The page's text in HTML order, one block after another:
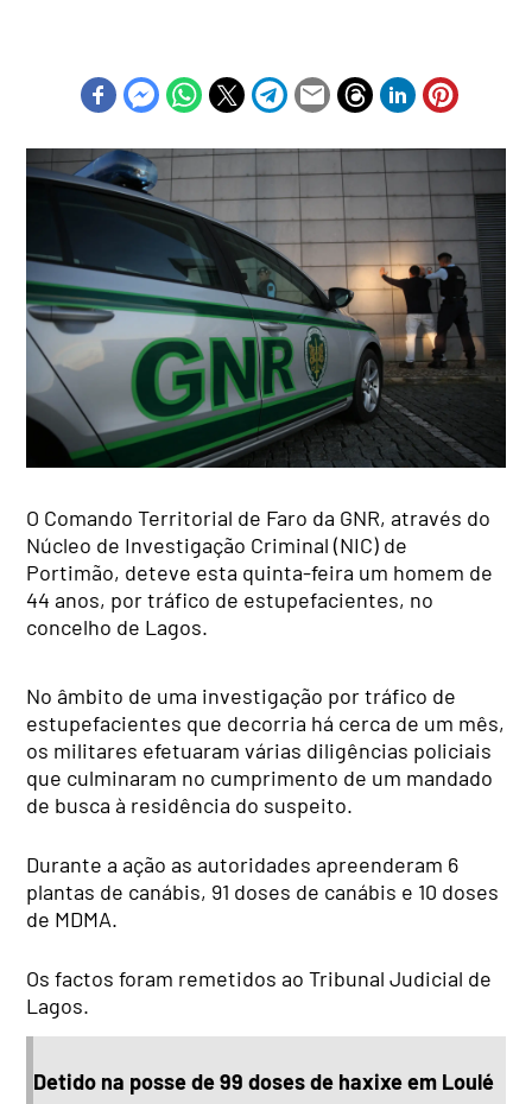
O Comando Territorial de Faro da GNR, através do
Núcleo de Investigação Criminal (NIC) de
Portimão, deteve esta quinta-feira um homem de
44 anos, por tráfico de estupefacientes, no
concelho de Lagos.
No âmbito de uma investigação por tráfico de
estupefacientes que decorria há cerca de um mês,
os militares efetuaram várias diligências policiais
que culminaram no cumprimento de um mandado
de busca à residência do suspeito.
Durante a ação as autoridades apreenderam 6
plantas de canábis, 91 doses de canábis e 10 doses
de MDMA.
Os factos foram remetidos ao Tribunal Judicial de
Lagos.
Detido na posse de 99 doses de haxixe em Loulé